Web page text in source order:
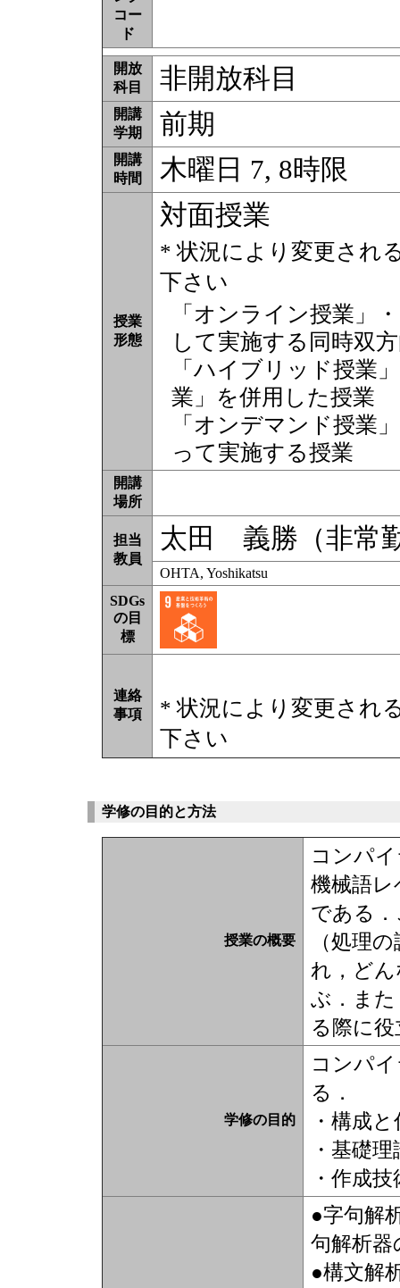
コー
ド
開放
科目
非開放科目
開講
学期
前期
開講
時間
木曜日 7, 8時限
授業
形態
対面授業
* 状況により変更され
下さい
「オンライン授業」
して実施する同時双
「ハイブリッド授業
業」を併用した授業
「オンデマンド授業
って実施する授業
開講
場所
担当
教員
太田 義勝（非常
OHTA, Yoshikatsu
SDGs
の目
標
連絡
事項
* 状況により変更され
下さい
学修の目的と方法
授業の概要
コンパ
機械語
である
（処理
れ，ど
ぶ．ま
る際に
学修の目的
コンパ
る．
・構成
・基礎理
・作成技
●字句解
句解析
●構文解